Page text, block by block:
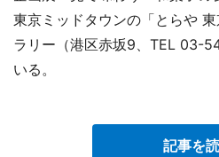
東京ミッドタウンの「とらや
ラリー（港区赤坂9、TEL 03-
いる。
記事を